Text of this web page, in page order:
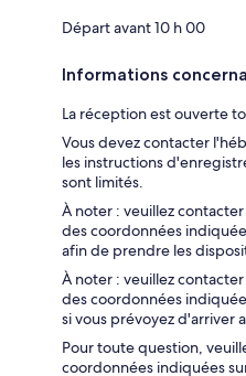
Départ avant 10 h 00
Informations
La réception est ouverte
Vous devez contacter
les instructions
sont limités.
À noter : veuillez
des coordonnées
afin de prendre les
À noter : veuillez
des coordonnées
si vous prévoyez d'arriver
Pour toute question,
coordonnées indiquées